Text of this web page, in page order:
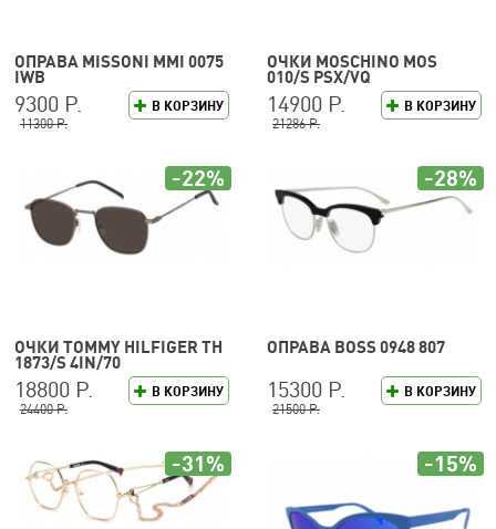
ОПРАВА MISSONI MMI 0075
IWB
В КОРЗИНУ
9300 Р.
11300 Р.
ОЧКИ MOSCHINO MOS
010/S PSX/VQ
В КОРЗИНУ
14900 Р.
21286 Р.
ОЧКИ TOMMY HILFIGER TH
1873/S 4IN/70
В КОРЗИНУ
18800 Р.
24400 Р.
-22%
ОПРАВА BOSS 0948 807
В КОРЗИНУ
15300 Р.
21500 Р.
-28%
-31% -15%